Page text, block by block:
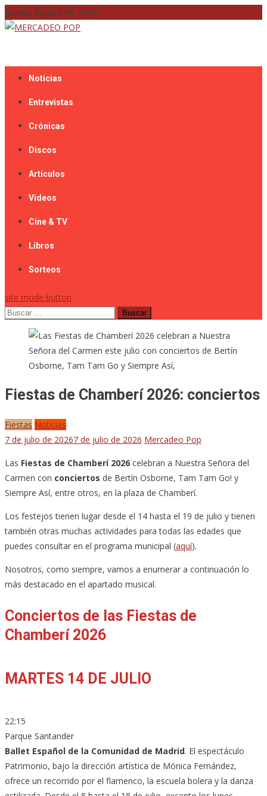
Skip
to
jueves, agosto 06, 2026
Noticias
Entrevistas
Crónicas
Discos
Artículos
Vídeos
Cine & TV
Libros
Sorteos
site mode button
Buscar:
Fiestas de Chamberí 2026: conciertos
Fiestas Noticias
7 de julio de 20267 de julio de 2026 Mercadeo Pop
Las Fiestas de Chamberí 2026 celebran a Nuestra Señora del
Carmen con conciertos de Bertín Osborne, Tam Tam Go! y
Siempre Así, entre otros, en la plaza de Chamberí.
Los festejos tienen lugar desde el 14 hasta el 19 de julio y tienen
también otras muchas actividades para todas las edades que
puedes consultar en el programa municipal (aquí).
Nosotros, como siempre, vamos a enumerar a continuación lo
más destacado en el apartado musical.
Conciertos de las Fiestas de
Chamberí 2026
MARTES 14 DE JULIO
22:15
Parque Santander
Ballet Español de la Comunidad de Madrid. El espectáculo
Patrimonio, bajo la dirección artística de Mónica Fernández,
ofrece un recorrido por el flamenco, la escuela bolera y la danza